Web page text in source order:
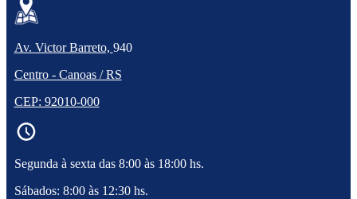
Av. Victor Barreto, 940
Centro - Canoas / RS
CEP: 92010-000
Segunda à sexta das 8:00 às 18:00 hs.
Sábados: 8:00 às 12:30 hs.